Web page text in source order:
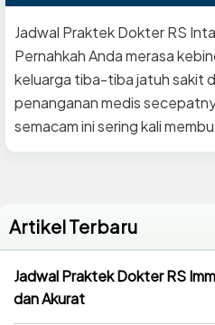
Jadwal Praktek Dokter RS
Pernahkah Anda merasa
keluarga tiba-tiba jatuh sakit
penanganan medis
semacam ini sering kali
Artikel Terbaru
Jadwal Praktek Dokter RS
dan Akurat